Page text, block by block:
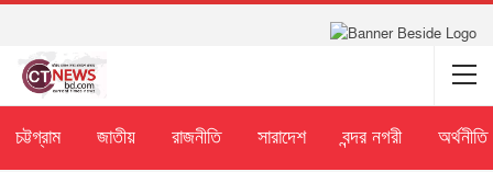
চট্টগ্রাম জাতীয় রাজনীতি সারাদেশ বন্দর নগরী অর্থনীতি